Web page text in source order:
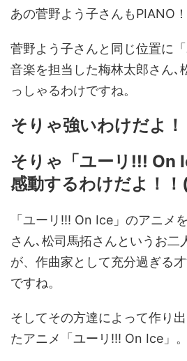
あの菅野よう子さんもPIANO！
菅野よう子さんと同じ位置に
音楽を担当した梅林太郎さん､
っしゃるわけですね。
そりゃ強いわけだよ！
そりゃ「ユーリ!!! On
感動するわけだよ！！
「ユーリ!!! On Ice」のアニメ
さん､松司馬拓さんというお二
が、作曲家として充分過ぎる
ですね。
そしてその方達によって作り
たアニメ「ユーリ!!! On Ice」。